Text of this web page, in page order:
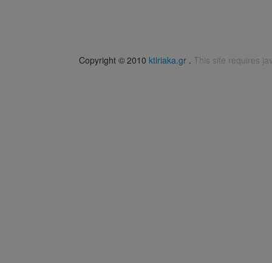
Copyright © 2010 ktiriaka.gr . This site requires